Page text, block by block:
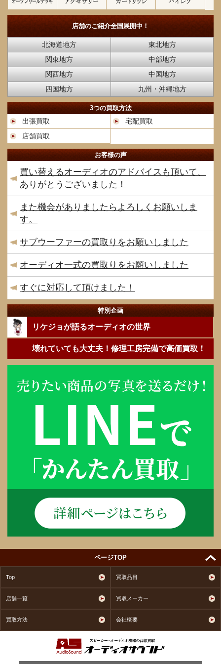
店舗のご紹介全国展開中！
北海道地方
東北地方
関東地方
中部地方
関西地方
中国地方
四国地方
九州・沖縄地方
3つの買取方法
出張買取
宅配買取
店舗買取
お客様の声
買い替えるオーディオのアドバイスも頂いて、
ありがとうございました！
また機会がありましたらよろしくお願いしま
す。
サブウーファーの買取りをお願いしました
オーディオ一式の買取りをお願いしました
すぐに対応して頂けました！
特別企画
リケジョが語るオーディオの世界
壊れていても大丈夫！修理工房完備で高価買取！
ページTOP
Top 買取品目
店舗一覧 買取メーカー
買取方法 会社概要